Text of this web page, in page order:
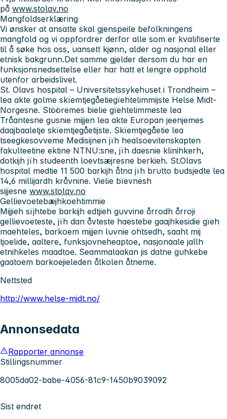
på www.stolav.no
Mangfoldserklæring
Vi ønsker at ansatte skal gjenspeile befolkningens
mangfold og vi oppfordrer derfor alle som er kvalifiserte
til å søke hos oss, uansett kjønn, alder og nasjonal eller
etnisk bakgrunn.Det samme gjelder dersom du har en
funksjonsnedsettelse eller har hatt et lengre opphold
utenfor arbeidslivet.
St. Olavs hospital – Universitetssykehuset i Trondheim –
lea akte golme skïemtjegåetiegïehtelimmijste Helse Midt-
Norgesne. Stööremes bielie gïehtelimmeste lea
Tråantesne gusnie mijjen lea akte Europan jeenjemes
daajbaaletje skïemtjegåetijste. Skïemtjegåetie lea
tseegkesovveme Medisijnen jïh healsoevitenskapten
fakulteetine ektine NTNU:sne, jïh daesnie klinihkerh,
dotkijh jïh studeenth loevtsæjresne berkieh. St.Olavs
hospital medtie 11 500 barkijh åtna jïh brutto budsjedte lea
14,6 millijardh kråvnine. Vielie bïevnesh
sijjesne www.stolav.no
Gellievoetebæjhkoehtimmie
Mijjieh sïjhtebe barkijh edtjieh guvvine årrodh årroji
gellievoeteste, jïh dan åvteste haestebe gaajhkesidie gïeh
maehteles, barkoem mijjen luvnie ohtsedh, saaht mij
tjoelide, aaltere, funksjovneheaptoe, nasjonaale jallh
etnihkeles maadtoe. Seammalaakan jis datne guhkebe
gaatoem barkoejieleden ålkolen åtneme.
Nettsted
http://www.helse-midt.no/
Annonsedata
Rapporter annonse
Stillingsnummer
8005da02-babe-4056-81c9-1450b9039092
Sist endret